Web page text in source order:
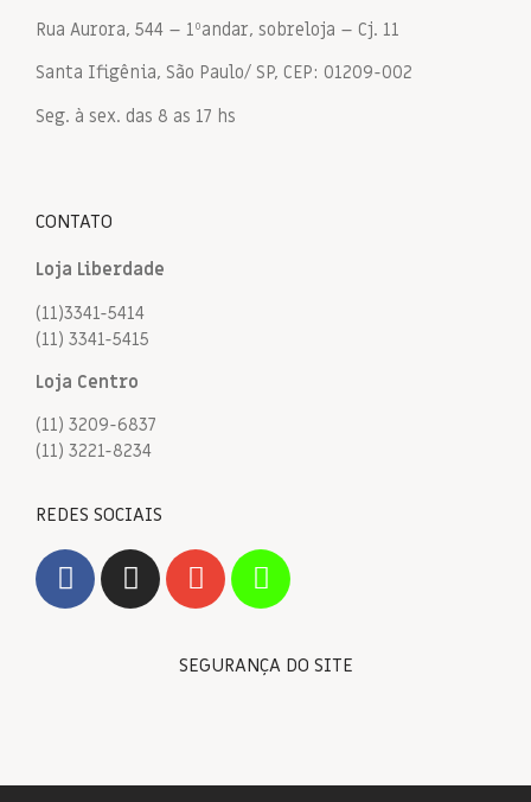
Rua Aurora, 544 – 1ºandar, sobreloja – Cj. 11
Santa Ifigênia, São Paulo/ SP, CEP: 01209-002
Seg. à sex. das 8 as 17 hs
CONTATO
Loja Liberdade
(11)3341-5414
(11) 3341-5415
Loja Centro
(11) 3209-6837
(11) 3221-8234
REDES SOCIAIS
SEGURANÇA DO SITE